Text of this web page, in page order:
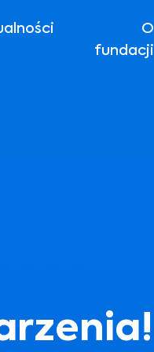
O
fundacji